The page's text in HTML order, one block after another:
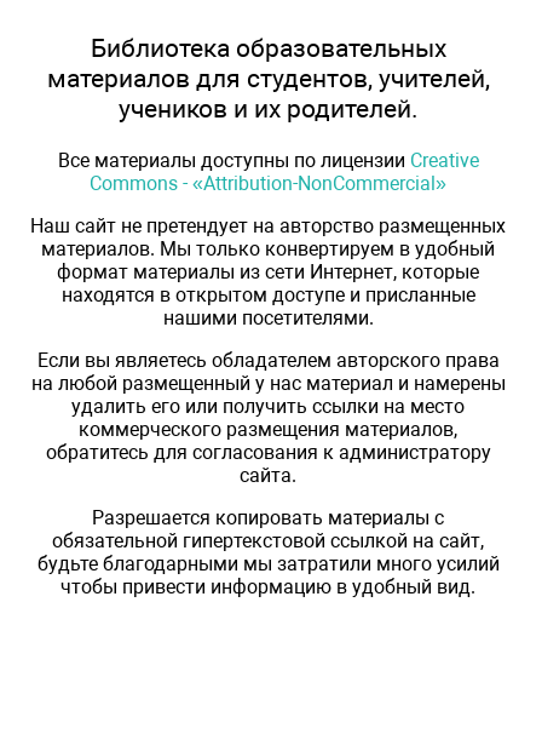
Библиотека образовательных
материалов для студентов, учителей,
учеников и их родителей.
Все материалы доступны по лицензии Creative
Commons - «Attribution-NonCommercial»
Наш сайт не претендует на авторство размещенных
материалов. Мы только конвертируем в удобный
формат материалы из сети Интернет, которые
находятся в открытом доступе и присланные
нашими посетителями.
Если вы являетесь обладателем авторского права
на любой размещенный у нас материал и намерены
удалить его или получить ссылки на место
коммерческого размещения материалов,
обратитесь для согласования к администратору
сайта.
Разрешается копировать материалы с
обязательной гипертекстовой ссылкой на сайт,
будьте благодарными мы затратили много усилий
чтобы привести информацию в удобный вид.